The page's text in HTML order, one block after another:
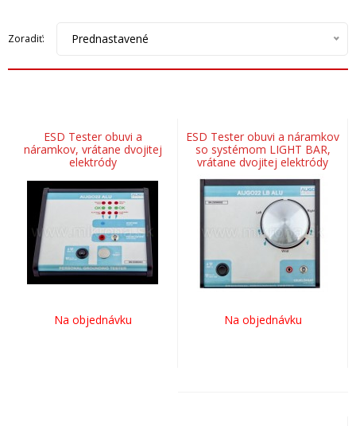
Zoradiť: Prednastavené
ESD Tester obuvi a
náramkov, vrátane dvojitej
elektródy
Na objednávku
ESD Tester obuvi a náramkov
so systémom LIGHT BAR,
vrátane dvojitej elektródy
Na objednávku